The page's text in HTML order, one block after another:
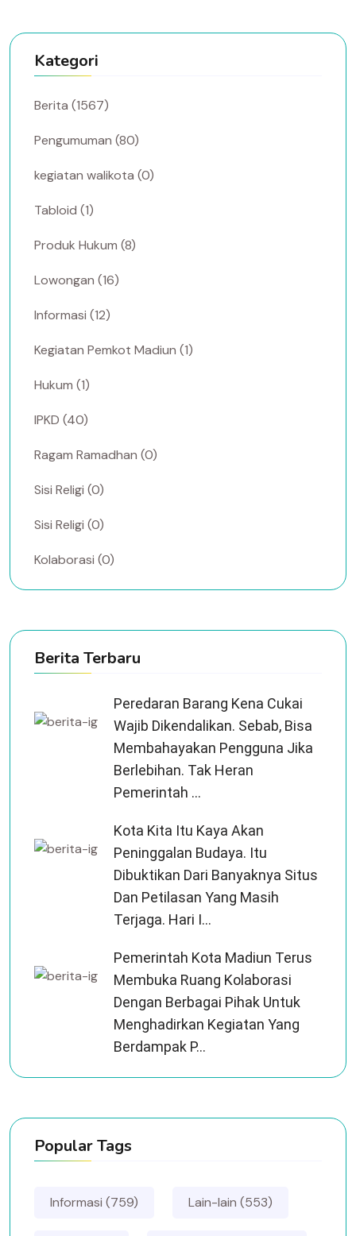
Kategori
Berita (1567)
Pengumuman (80)
kegiatan walikota (0)
Tabloid (1)
Produk Hukum (8)
Lowongan (16)
Informasi (12)
Kegiatan Pemkot Madiun (1)
Hukum (1)
IPKD (40)
Ragam Ramadhan (0)
Sisi Religi (0)
Sisi Religi (0)
Kolaborasi (0)
Berita Terbaru
Peredaran Barang Kena Cukai
Wajib Dikendalikan. Sebab, Bisa
Membahayakan Pengguna Jika
Berlebihan. Tak Heran
Pemerintah ...
Kota Kita Itu Kaya Akan
Peninggalan Budaya. Itu
Dibuktikan Dari Banyaknya Situs
Dan Petilasan Yang Masih
Terjaga. Hari I...
Pemerintah Kota Madiun Terus
Membuka Ruang Kolaborasi
Dengan Berbagai Pihak Untuk
Menghadirkan Kegiatan Yang
Berdampak P...
Popular Tags
Informasi (759) Lain-lain (553)